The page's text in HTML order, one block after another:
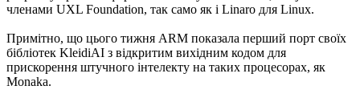
членами UXL Foundation, так само як і Linaro для Linux.
Примітно, що цього тижня ARM показала перший порт своїх
бібліотек KleidiAI з відкритим вихідним кодом для
прискорення штучного інтелекту на таких процесорах, як
Monaka.